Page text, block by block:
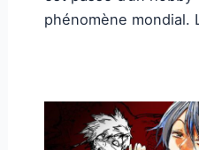
phénomène mondial.